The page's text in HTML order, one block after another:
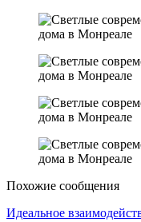
Похожие сообщения
Идеальное